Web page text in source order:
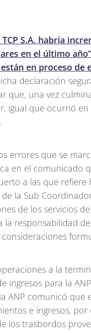
S.A. habría
en el último
en proceso de
declaración
que, una vez
igual que ocurrió en
errores que se
en el comunicado
a las que
la Sub
de los servicios
la responsabilidad
a la
ingresos para la
ANP comunicó
e ingresos, por
los trasbordos